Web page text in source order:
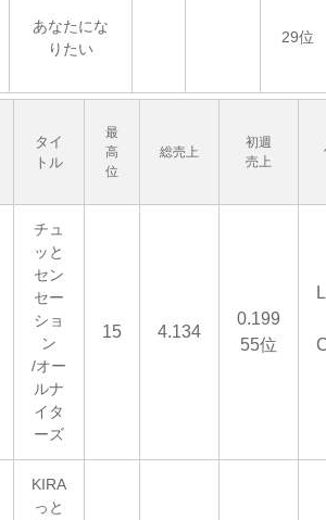
あなたにな
りたい
29位
タイ
トル
最
高
位
総売上
初週
売上
チュ
ッと
セン
セー
ショ
ン
/オー
ルナ
イタ
ーズ
15 4.134
0.199
55位
KIRA
っと